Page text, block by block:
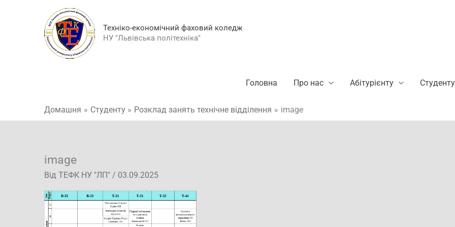
Техніко-економічний фаховий коледж
НУ "Львівська політехніка"
Головна Про нас Абітурієнту Студенту
Домашня Студенту Розклад занять технічне відділення image
image
Від ТЕФК НУ "ЛП" / 03.09.2025